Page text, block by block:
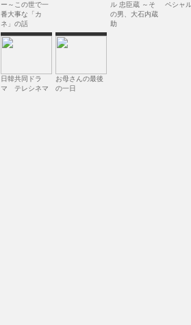
ー～この世で一
番大事な「カ
ネ」の話
ル 忠臣蔵 ～そ
の男、大石内蔵
助
ペシャ
日韓共同ドラ
マ テレシネマ
お母さんの最後
の一日